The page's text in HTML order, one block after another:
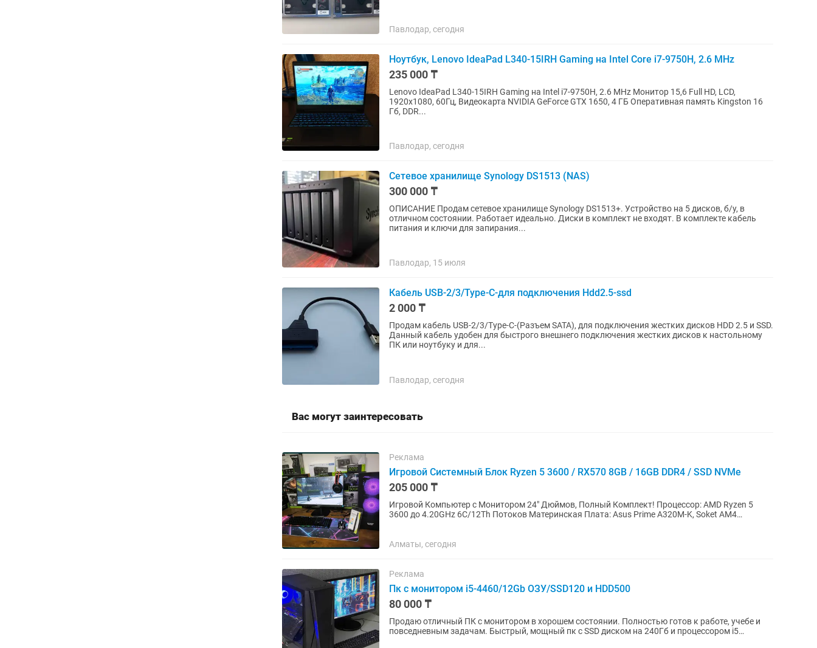
Павлодар, сегодня
Ноутбук, Lenovo IdeaPad L340-15IRH Gaming на Intel Core i7-9750H, 2.6 MHz
235 000 ₸
Lenovo IdeaPad L340-15IRH Gaming на Intel i7-9750H, 2.6 MHz Монитор 15,6 Full HD, LCD,
1920х1080, 60Гц, Видеокарта NVIDIA GeForce GTX 1650, 4 ГБ Оперативная память Kingston 16
Гб, DDR...
Павлодар, сегодня
Сетевое хранилище Synology DS1513 (NAS)
300 000 ₸
ОПИСАНИЕ Продам сетевое хранилище Synology DS1513+. Устройство на 5 дисков, б/у, в
отличном состоянии. Работает идеально. Диски в комплект не входят. В комплекте кабель
питания и ключи для запирания...
Павлодар, 15 июля
Кабель USB-2/3/Type-C-для подключения Hdd2.5-ssd
2 000 ₸
Продам кабель USB-2/3/Type-C-(Разъем SATA), для подключения жестких дисков HDD 2.5 и SSD.
Данный кабель удобен для быстрого внешнего подключения жестких дисков к настольному
ПК или ноутбуку и для...
Павлодар, сегодня
Вас могут заинтересовать
Реклама
Игровой Системный Блок Ryzen 5 3600 / RX570 8GB / 16GB DDR4 / SSD NVMe
205 000 ₸
Игровой Компьютер с Монитором 24" Дюймов, Полный Комплект! Процессор: AMD Ryzen 5
3600 до 4.20GHz 6C/12Th Потоков Материнская Плата: Asus Prime A320M-K, Soket AM4
Алматы, сегодня
Реклама
Пк с монитором i5-4460/12Gb ОЗУ/SSD120 и HDD500
80 000 ₸
Продаю отличный ПК с монитором в хорошем состоянии. Полностью готов к работе, учебе и
повседневным задачам. Быстрый, мощный пк с SSD диском на 240Гб и процессором i5